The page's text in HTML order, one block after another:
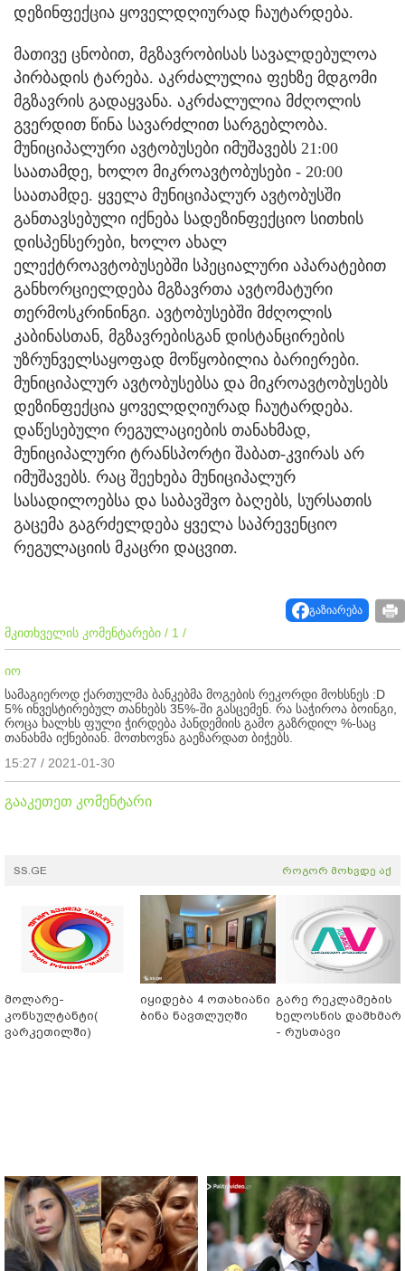
დეზინფექცია ყოველდღიურად ჩაუტარდება.
მათივე ცნობით, მგზავრობისას სავალდებულოა
პირბადის ტარება. აკრძალულია ფეხზე მდგომი
მგზავრის გადაყვანა. აკრძალულია მძღოლის
გვერდით წინა სავარძლით სარგებლობა.
მუნიციპალური ავტობუსები იმუშავებს 21:00
საათამდე, ხოლო მიკროავტობუსები - 20:00
საათამდე. ყველა მუნიციპალურ ავტობუსში
განთავსებული იქნება სადეზინფექციო სითხის
დისპენსერები, ხოლო ახალ
ელექტროავტობუსებში სპეციალური აპარატებით
განხორციელდება მგზავრთა ავტომატური
თერმოსკრინინგი. ავტობუსებში მძღოლის
კაბინასთან, მგზავრებისგან დისტანცირების
უზრუნველსაყოფად მოწყობილია ბარიერები.
მუნიციპალურ ავტობუსებსა და მიკროავტობუსებს
დეზინფექცია ყოველდღიურად ჩაუტარდება.
დაწესებული რეგულაციების თანახმად,
მუნიციპალური ტრანსპორტი შაბათ-კვირას არ
იმუშავებს. რაც შეეხება მუნიციპალურ
სასადილოებსა და საბავშვო ბაღებს, სურსათის
გაცემა გაგრძელდება ყველა საპრევენციო
რეგულაციის მკაცრი დაცვით.
გაზიარება
მკითხველის კომენტარები / 1 /
იო
სამაგიეროდ ქართულმა ბანკებმა მოგების რეკორდი მოხსნეს :D
5% ინვესტირებულ თანხებს 35%-ში გასცემენ. რა საჭიროა ბოინგი,
როცა ხალხს ფული ჭირდება პანდემიის გამო გაზრდილ %-საც
თანახმა იქნებიან. მოთხოვნა გაეზარდათ ბიჭებს.
15:27 / 2021-01-30
გააკეთეთ კომენტარი
SS.GE როგორ მოხვდე აქ
მოლარე-
კონსულტანტი(
ვარკეთილში)
იყიდება 4 ოთახიანი
ბინა ნავთლუღში
გარე რეკლამების
ხელოსნის
- რუსთავი